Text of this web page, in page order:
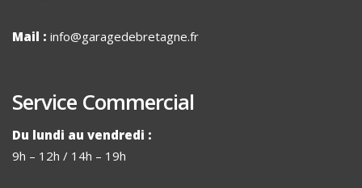
Mail : info@garagedebretagne.fr
Service Commercial
Du lundi au vendredi :
9h – 12h / 14h – 19h